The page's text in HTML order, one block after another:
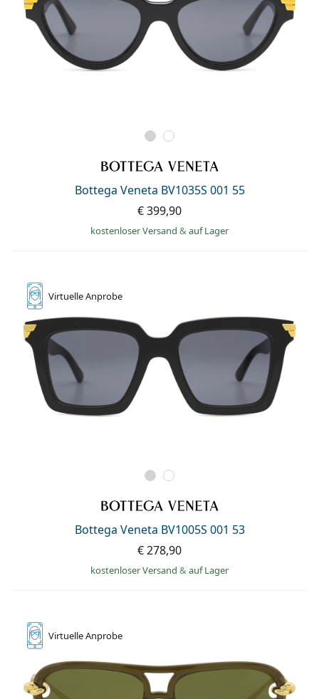
Bottega Veneta BV1035S 001 55
€ 399,90
kostenloser Versand & auf Lager
VirtuelleAnprobe
Bottega Veneta BV1005S 001 53
€ 278,90
kostenloser Versand & auf Lager
VirtuelleAnprobe